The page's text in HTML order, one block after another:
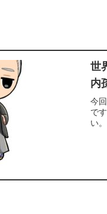
世
内
今
で
い。